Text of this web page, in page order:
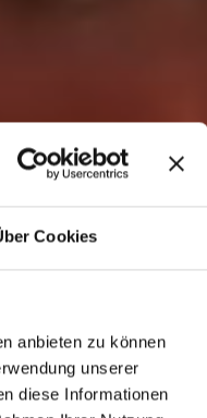
Cookies
anbieten zu können
unserer
diese Informationen